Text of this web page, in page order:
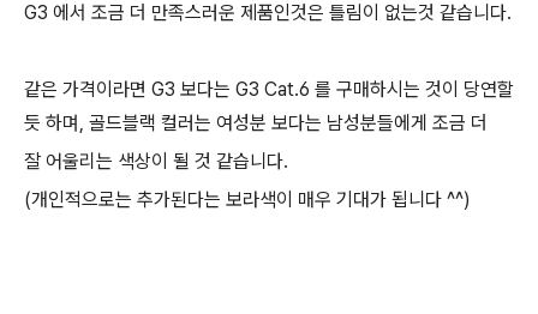
G3 에서 조금 더 만족스러운 제품인것은 틀림이 없는것 같습니다.
같은 가격이라면 G3 보다는 G3 Cat.6 를 구매하시는 것이 당연할
듯 하며, 골드블랙 컬러는 여성분 보다는 남성분들에게 조금 더
잘 어울리는 색상이 될 것 같습니다.
(개인적으로는 추가된다는 보라색이 매우 기대가 됩니다 ^^)